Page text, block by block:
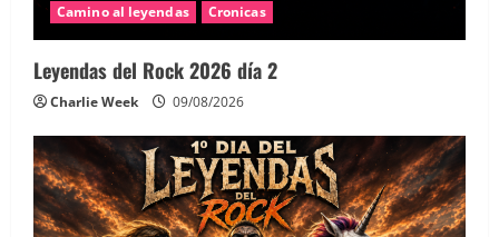
Camino al leyendas Cronicas
Leyendas del Rock 2026 día 2
Charlie Week 09/08/2026